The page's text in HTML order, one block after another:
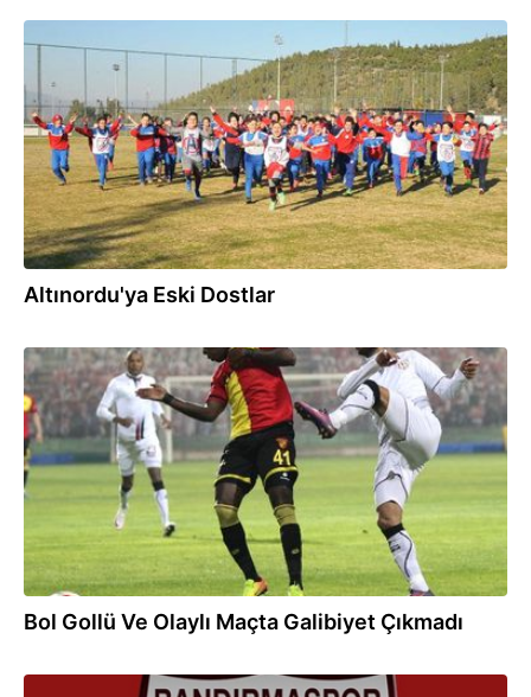
03.02.2017
Altınordu'ya Eski Dostlar
19.11.2016
Bol Gollü Ve Olaylı Maçta Galibiyet Çıkmadı